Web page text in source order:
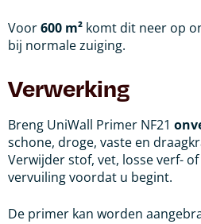
Voor600 m² komt dit neer op
bij normale zuiging.
Verwerking
Breng UniWall Primer NF21
schone, droge, vaste en
Verwijder stof, vet, losse verf-
vervuiling voordat u begint.
De primer kan worden